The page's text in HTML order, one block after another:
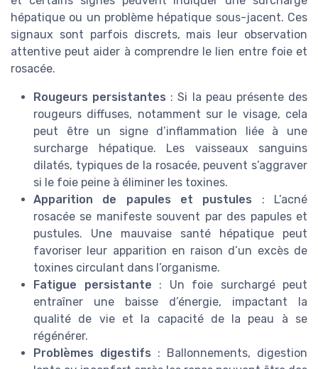
hépatique ou un problème hépatique sous-jacent. Ces
signaux sont parfois discrets, mais leur observation
attentive peut aider à comprendre le lien entre foie et
rosacée.
Rougeurs persistantes : Si la peau présente des
rougeurs diffuses, notamment sur le visage, cela
peut être un signe d’inflammation liée à une
surcharge hépatique. Les vaisseaux sanguins
dilatés, typiques de la rosacée, peuvent s’aggraver
si le foie peine à éliminer les toxines.
Apparition de papules et pustules : L’acné
rosacée se manifeste souvent par des papules et
pustules. Une mauvaise santé hépatique peut
favoriser leur apparition en raison d’un excès de
toxines circulant dans l’organisme.
Fatigue persistante : Un foie surchargé peut
entraîner une baisse d’énergie, impactant la
qualité de vie et la capacité de la peau à se
régénérer.
Problèmes digestifs : Ballonnements, digestion